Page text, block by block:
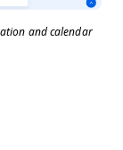
and calendar